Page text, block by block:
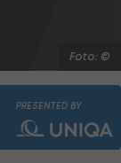
Foto: ©
PRESENTED BY